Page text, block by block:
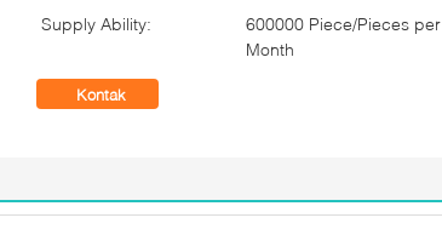
Supply Ability:
600000 Piece/Pieces per
Month
Kontak